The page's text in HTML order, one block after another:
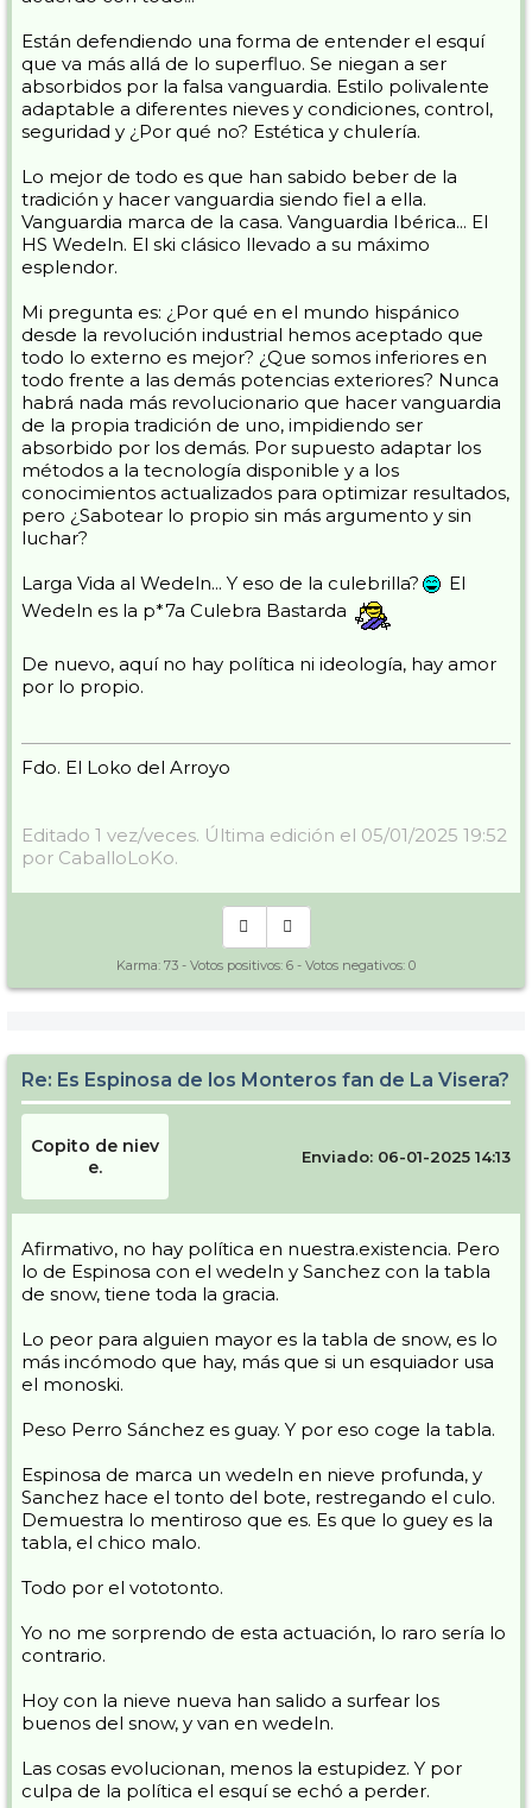
Están defendiendo una forma de entender el esquí
que va más allá de lo superfluo. Se niegan a ser
absorbidos por la falsa vanguardia. Estilo polivalente
adaptable a diferentes nieves y condiciones, control,
seguridad y ¿Por qué no? Estética y chulería.
Lo mejor de todo es que han sabido beber de la
tradición y hacer vanguardia siendo fiel a ella.
Vanguardia marca de la casa. Vanguardia Ibérica... El
HS Wedeln. El ski clásico llevado a su máximo
esplendor.
Mi pregunta es: ¿Por qué en el mundo hispánico
desde la revolución industrial hemos aceptado que
todo lo externo es mejor? ¿Que somos inferiores en
todo frente a las demás potencias exteriores? Nunca
habrá nada más revolucionario que hacer vanguardia
de la propia tradición de uno, impidiendo ser
absorbido por los demás. Por supuesto adaptar los
métodos a la tecnología disponible y a los
conocimientos actualizados para optimizar resultados,
pero ¿Sabotear lo propio sin más argumento y sin
luchar?
Larga Vida al Wedeln... Y eso de la culebrilla?
El
Wedeln es la p*7a Culebra Bastarda
De nuevo, aquí no hay política ni ideología, hay amor
por lo propio.
Fdo. El Loko del Arroyo
Editado 1 vez/veces. Última edición el 05/01/2025 19:52
por CaballoLoKo.
Karma: 73 - Votos positivos: 6 - Votos negativos: 0
Re: Es Espinosa de los Monteros fan de La Visera?
Copito de niev
e.
Enviado: 06-01-2025 14:13
Afirmativo, no hay política en nuestra.existencia. Pero
lo de Espinosa con el wedeln y Sanchez con la tabla
de snow, tiene toda la gracia.
Lo peor para alguien mayor es la tabla de snow, es lo
más incómodo que hay, más que si un esquiador usa
el monoski.
Peso Perro Sánchez es guay. Y por eso coge la tabla.
Espinosa de marca un wedeln en nieve profunda, y
Sanchez hace el tonto del bote, restregando el culo.
Demuestra lo mentiroso que es. Es que lo guey es la
tabla, el chico malo.
Todo por el vototonto.
Yo no me sorprendo de esta actuación, lo raro sería lo
contrario.
Hoy con la nieve nueva han salido a surfear los
buenos del snow, y van en wedeln.
Las cosas evolucionan, menos la estupidez. Y por
culpa de la política el esquí se echó a perder.